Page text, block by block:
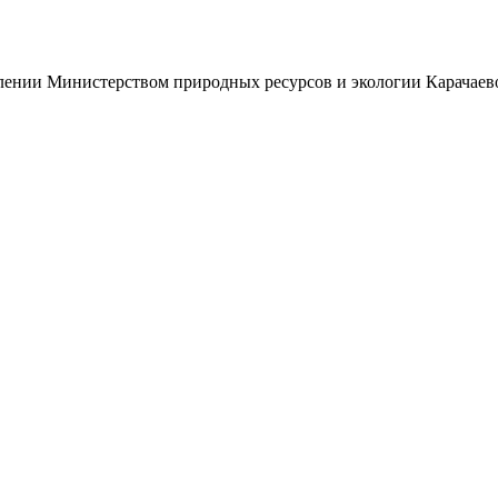
Министерством природных ресурсов и экологии